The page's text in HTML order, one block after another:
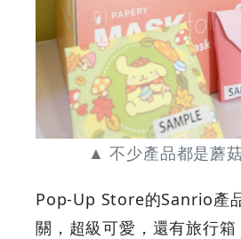
▲ 不少產品都是蘑
Pop-Up Store的Sanrio產
關，超級可愛，還有旅行